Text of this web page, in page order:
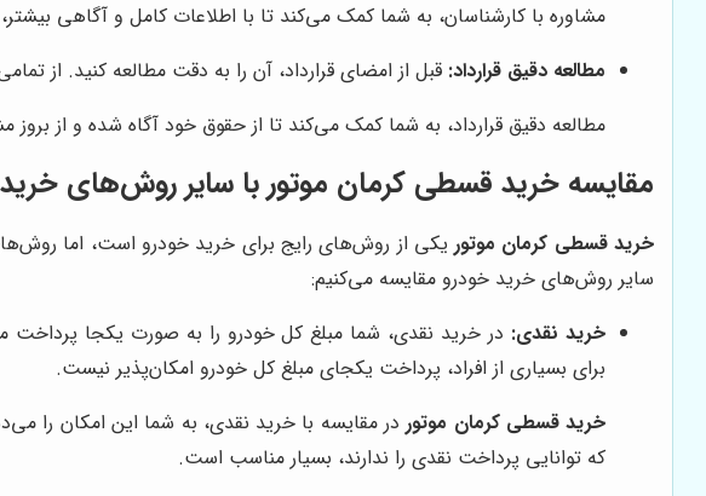
مشاوره با کارشناسان، به شما کمک می‌کند تا با اطلاعات کامل و آگاهی
مطالعه دقیق قرارداد: قبل از امضای قرارداد، آن را به دقت مطالعه کنید. از
مطالعه دقیق قرارداد، به شما کمک می‌کند تا از حقوق خود آگاه شده و از بروز
مقایسه خرید قسطی کرمان موتور با سایر روش‌های
خرید قسطی کرمان موتوریکی از روش‌های رایج برای خرید خودرو است، اما
سایر روش‌های خرید خودرو مقایسه می‌کنیم:
خرید نقدی: در خرید نقدی، شما مبلغ کل خودرو را به صورت یکجا پرداخت
برای بسیاری از افراد، پرداخت یکجای مبلغ کل خودرو امکان‌پذیر نیست.
خرید قسطی کرمان موتوردر مقایسه با خرید نقدی، به شما این امکان را
که توانایی پرداخت نقدی را ندارند، بسیار مناسب است.